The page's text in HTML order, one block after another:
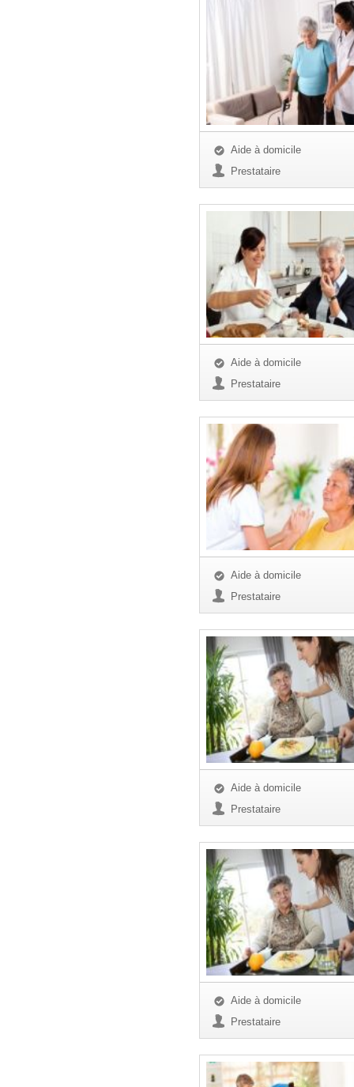
Aide à domicile
Prestataire
Aide à domicile
Prestataire
Aide à domicile
Prestataire
Aide à domicile
Prestataire
Aide à domicile
Prestataire